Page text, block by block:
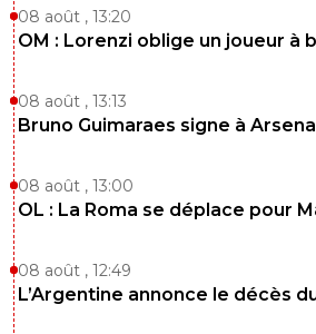
08 août , 13:20
OM : Lorenzi oblige un joueur à
08 août , 13:13
Bruno Guimaraes signe à
08 août , 13:00
OL : La Roma se déplace pour
08 août , 12:49
L’Argentine annonce le décès